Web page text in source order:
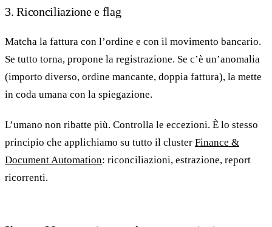
3. Riconciliazione e flag
Matcha la fattura con l’ordine e con il movimento bancario.
Se tutto torna, propone la registrazione. Se c’è un’anomalia
(importo diverso, ordine mancante, doppia fattura), la mette
in coda umana con la spiegazione.
L’umano non ribatte più. Controlla le eccezioni. È lo stesso
principio che applichiamo su tutto il cluster Finance &
Document Automation: riconciliazioni, estrazione, report
ricorrenti.